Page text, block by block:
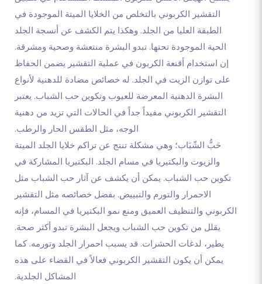
التقشير الكربوني بالتخلص من الخلايا الميتة الموجودة في
الطبقة العليا من الجلد. وهكذا يتم الكشف عن أنسجة الجلد
الحية الموجودة تحتها. تبدو البشرة منتعشة وصحية ومشرقة.
إن استخدام أقنعة الكربون في عملية التقشير يضمن الحفاظ
على توازن الزيت في الجلد. له خصائص مضادة للدهنية لأنواع
البشرة الدهنية المعرضة للعيوب وتكوين حب الشباب. يعتبر
التقشير الكربوني مفيداً جداً في الحالات التي تزيد من دهنية
الوجه، مثل الطقس الحار والرطب.
حَبُّ الشّبَاب؛ وهي مشكلة تنتج عن تراكم خلايا الجلد الميتة
والزيوت والبكتيريا في مسام الجلد. البكتيريا المشاركة في
تكوين حب الشباب. يمكن أن يكشف عن آثار حب الشباب مثل
الاحمرار والتورم والتبييض. بفضل خصائصه مثل التقشير
الكربوني والتنظيف العميق ومنع نمو البكتيريا في المسام، فإنه
يقلل من تكوين حب الشباب ويجعل البشرة تبدو أكثر صحة.
يطير، لدغات الحشرات. قد يسبب احمرار الجلد وتورمه. كما
يمكن أن يكون التقشير الكربوني فعالاً في القضاء على هذه
المشاكل الجلدية.